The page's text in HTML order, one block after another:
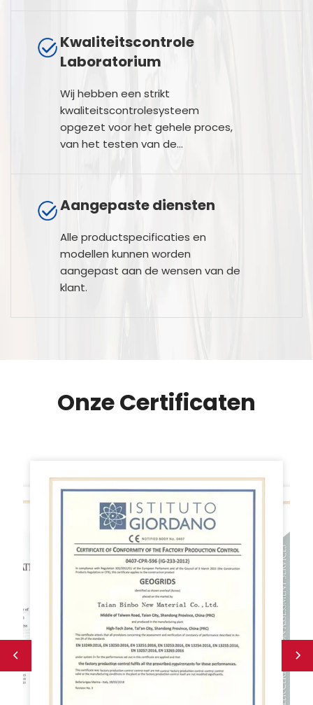
Kwaliteitscontrole
Laboratorium
Wij hebben een strikt
kwaliteitscontrolesysteem
opgezet voor het gehele proces,
van het testen van de
productieproces tot het testen
Aangepaste diensten
Alle productspecificaties en
modellen kunnen worden
aangepast aan de wensen van de
klant.
Onze Certificaten